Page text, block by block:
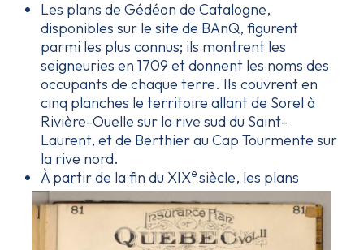
Les plans de Gédéon de Catalogne,
disponibles sur le site de BAnQ, figurent
parmi les plus connus; ils montrent les
seigneuries en 1709 et donnent les noms des
occupants de chaque terre. Ils couvrent en
cinq planches le territoire allant de Sorel à
Rivière-Ouelle sur la rive sud du Saint-
Laurent, et de Berthier au Cap Tourmente sur
la rive nord.
À partir de la fin du XIXesiècle, les plans